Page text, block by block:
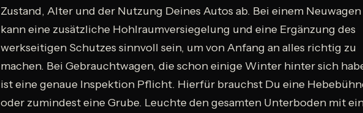
Zustand, Alter und der Nutzung Deines Autos ab. Bei einem Neuwagen
kann eine zusätzliche Hohlraumversiegelung und eine Ergänzung des
werkseitigen Schutzes sinnvoll sein, um von Anfang an alles richtig zu
machen. Bei Gebrauchtwagen, die schon einige Winter hinter sich
ist eine genaue Inspektion Pflicht. Hierfür brauchst Du eine
oder zumindest eine Grube. Leuchte den gesamten Unterboden mit